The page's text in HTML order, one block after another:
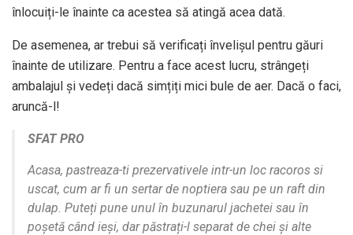
înlocuiți-le înainte ca acestea să atingă acea dată.
De asemenea, ar trebui să verificați învelișul pentru găuri
înainte de utilizare. Pentru a face acest lucru, strângeți
ambalajul și vedeți dacă simțiți mici bule de aer. Dacă o faci,
aruncă-l!
SFAT PRO
Acasa, pastreaza-ti prezervativele intr-un loc racoros si
uscat, cum ar fi un sertar de noptiera sau pe un raft din
dulap. Puteți pune unul în buzunarul jachetei sau în
poșetă când ieși, dar păstrați-l separat de chei și alte